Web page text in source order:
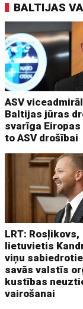
BALTIJAS
ASV
Baltijas jūras
svarīga
to ASV drošībai
LRT: Rosļikovs,
lietuvietis
viņu
savās valstīs
kustības
vairošanai